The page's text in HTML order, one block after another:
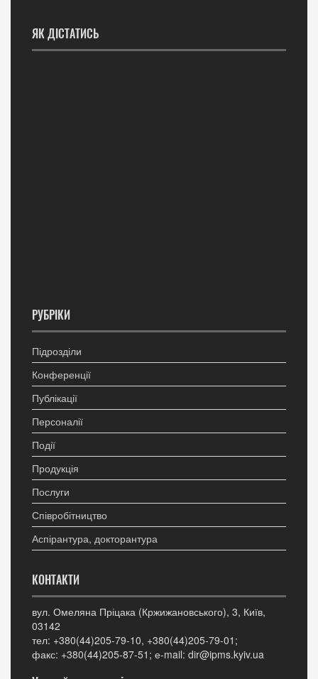
ЯК ДІСТАТИСЬ
РУБРІКИ
Підрозділи
Конференції
Публікації
Персоналії
Події
Продукція
Послуги
Співробітництво
Аспірантура, докторантура
КОНТАКТИ
вул. Омеляна Пріцака (Кржижановського), 3, Київ,
03142
тел: +380(44)205-79-10, +380(44)205-79-01;
факс: +380(44)205-87-51; е-mail: dir@ipms.kyiv.ua